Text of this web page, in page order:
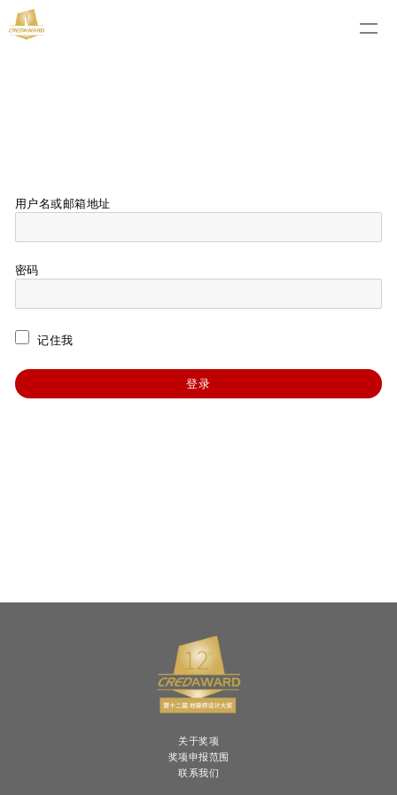
用户名或邮箱地址
密码
记住我
关于奖项
奖项申报范围
联系我们